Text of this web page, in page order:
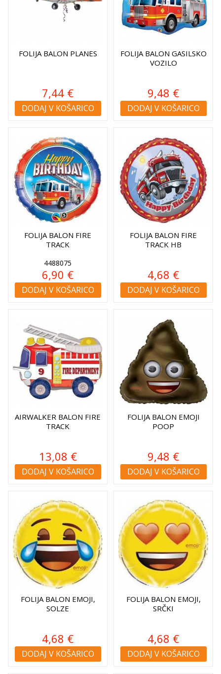
FOLIJA BALON PLANES
7,44 €
DODAJ V KOŠARICO
FOLIJA BALON GASILSKO
VOZILO
9,48 €
DODAJ V KOŠARICO
FOLIJA BALON FIRE
TRACK
4488075
6,90 €
DODAJ V KOŠARICO
FOLIJA BALON FIRE
TRACK HB
4,68 €
DODAJ V KOŠARICO
AIRWALKER BALON FIRE
TRACK
13,08 €
DODAJ V KOŠARICO
FOLIJA BALON EMOJI
POOP
9,48 €
DODAJ V KOŠARICO
FOLIJA BALON EMOJI,
SOLZE
4,68 €
DODAJ V KOŠARICO
FOLIJA BALON EMOJI,
SRČKI
4,68 €
DODAJ V KOŠARICO